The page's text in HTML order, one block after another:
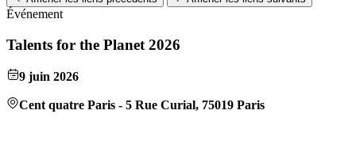
Événement
Talents for the Planet 2026
9 juin 2026
Cent quatre Paris - 5 Rue Curial, 75019 Paris